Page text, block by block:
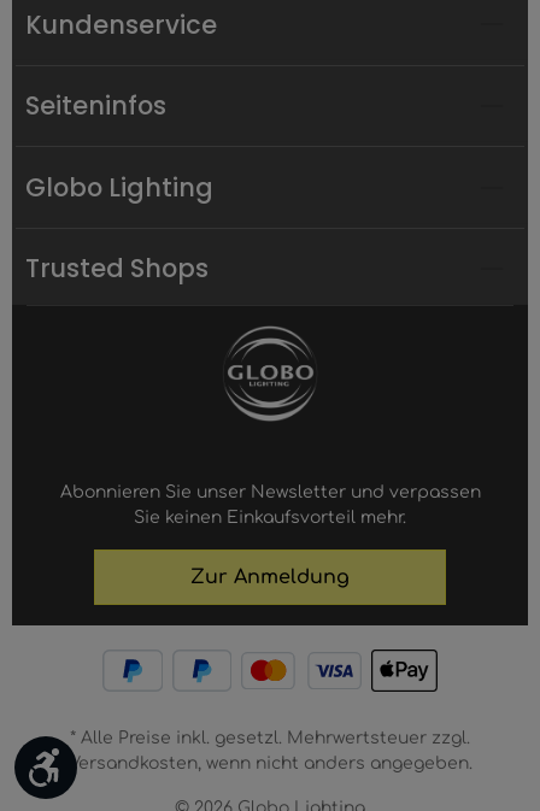
Kundenservice
Seiteninfos
Globo Lighting
Trusted Shops
Abonnieren Sie unser Newsletter und verpassen
Sie keinen Einkaufsvorteil mehr.
Zur Anmeldung
* Alle Preise inkl. gesetzl. Mehrwertsteuer zzgl.
Versandkosten, wenn nicht anders angegeben.
Werkzeugleiste anzeigen